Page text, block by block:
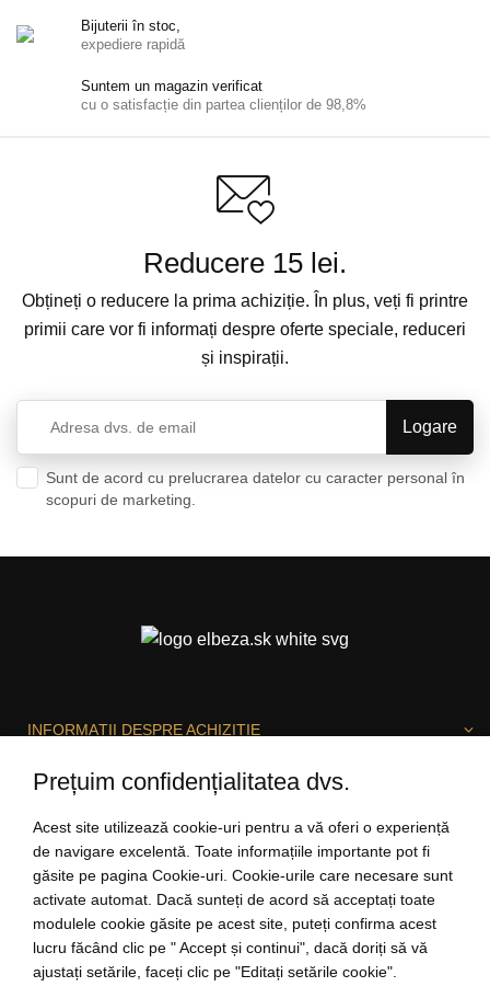
Bijuterii în stoc,
expediere rapidă
Suntem un magazin verificat
cu o satisfacție din partea clienților de 98,8%
Reducere 15 lei.
Obțineți o reducere la prima achiziție. În plus, veți fi printre
primii care vor fi informați despre oferte speciale, reduceri
și inspirații.
Sunt de acord cu prelucrarea datelor cu caracter personal în
scopuri de marketing.
INFORMAȚII DESPRE ACHIZIȚIE
SUNTEM BUCUROȘI SĂ VĂ AJUTĂM!
salut@elbeza.ro
Prețuim confidențialitatea dvs.
Acest site utilizează cookie-uri pentru a vă oferi o experiență
de navigare excelentă. Toate informațiile importante pot fi
găsite pe pagina Cookie-uri. Cookie-urile care necesare sunt
activate automat. Dacă sunteți de acord să acceptați toate
modulele cookie găsite pe acest site, puteți confirma acest
lucru făcând clic pe " Accept și continui", dacă doriți să vă
ajustați setările, faceți clic pe "Editați setările cookie".